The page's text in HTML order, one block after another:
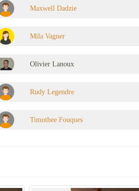
Maxwell Dadzie
Mila Vagner
Olivier Lanoux
Rudy Legendre
Timothee Fouques